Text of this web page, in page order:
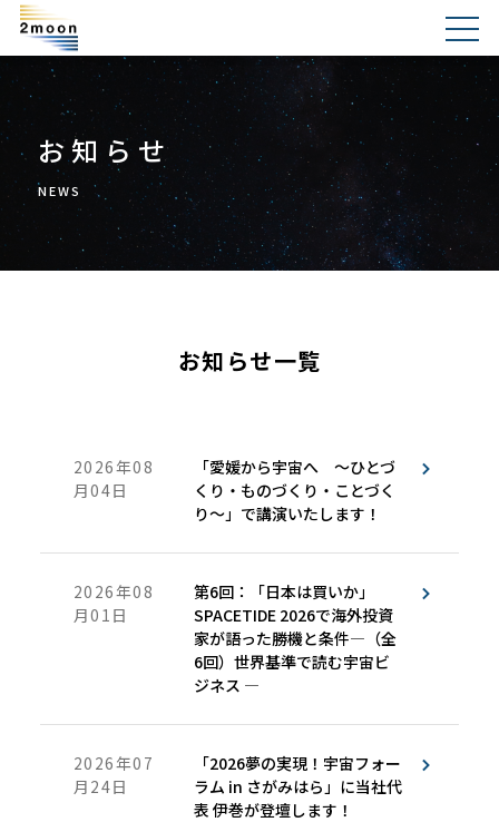
お知らせ
NEWS
お知らせ一覧
2026年08
月04日
「愛媛から宇宙へ ～ひとづ
くり・ものづくり・ことづく
り～」で講演いたします！
2026年08
月01日
第6回：「日本は買いか」
――SPACETIDE 2026で海外投資
家が語った勝機と条件―（全
6回）世界基準で読む宇宙ビ
ジネス ―
2026年07
月24日
「2026夢の実現！宇宙フォー
ラム in さがみはら」に当社代
表 伊巻が登壇します！